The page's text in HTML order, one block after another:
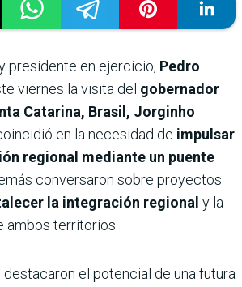
presidente en ejercicio, Pedro
viernes la visita del gobernador
Catarina, Brasil, Jorginho
en la necesidad de impulsar
regional mediante un puente
conversaron sobre proyectos
la integración regional y la
ambos territorios.
destacaron el potencial de una futura